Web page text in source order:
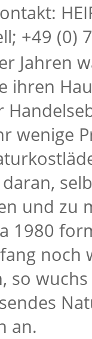
+49 (0)
Jahren
ihren
wenige
und zu
1980
so
an.